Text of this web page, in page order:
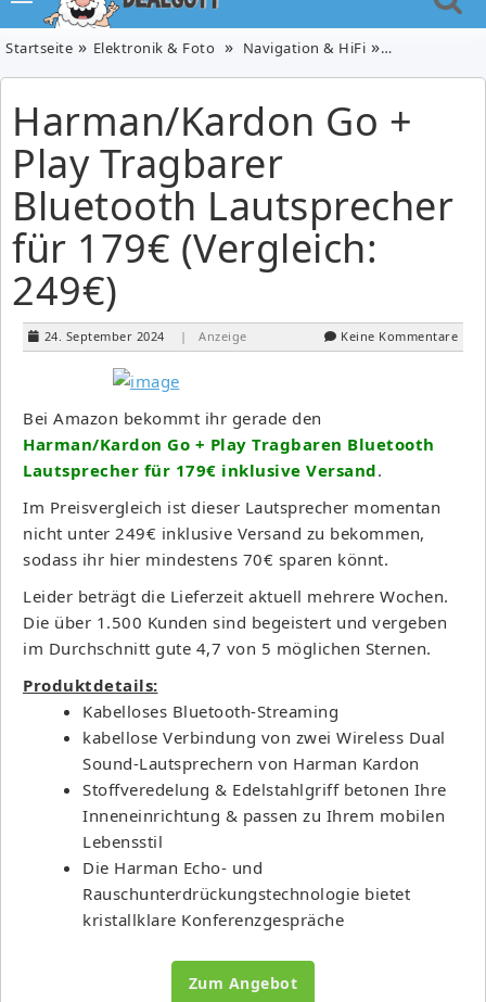
Startseite Elektronik & Foto Navigation & HiFi Harman/
Harman/Kardon Go +
Play Tragbarer
Bluetooth Lautsprecher
für 179€ (Vergleich:
249€)
24. September 2024 | Anzeige Keine Kommentare
Bei Amazon bekommt ihr gerade den
Harman/Kardon Go + Play Tragbaren Bluetooth
Lautsprecher für 179€ inklusive Versand.
Im Preisvergleich ist dieser Lautsprecher momentan
nicht unter 249€ inklusive Versand zu bekommen,
sodass ihr hier mindestens 70€ sparen könnt.
Leider beträgt die Lieferzeit aktuell mehrere Wochen.
Die über 1.500 Kunden sind begeistert und vergeben
im Durchschnitt gute 4,7 von 5 möglichen Sternen.
Produktdetails:
Kabelloses Bluetooth-Streaming
kabellose Verbindung von zwei Wireless Dual
Sound-Lautsprechern von Harman Kardon
Stoffveredelung & Edelstahlgriff betonen Ihre
Inneneinrichtung & passen zu Ihrem mobilen
Lebensstil
Die Harman Echo- und
Rauschunterdrückungstechnologie bietet
kristallklare Konferenzgespräche
Zum Angebot